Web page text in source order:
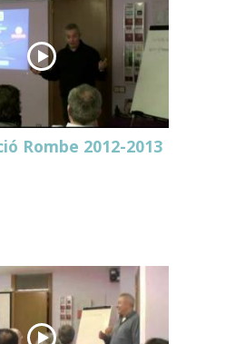
Rombe 2012-2013